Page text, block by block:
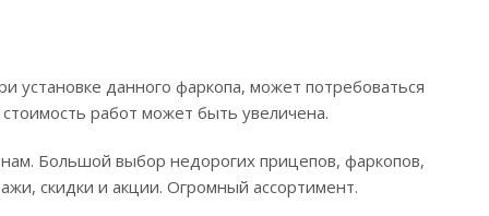
данного фаркопа, может потребоваться
работ может быть увеличена.
Большой выбор недорогих прицепов, фаркопов,
скидки и акции. Огромный ассортимент.